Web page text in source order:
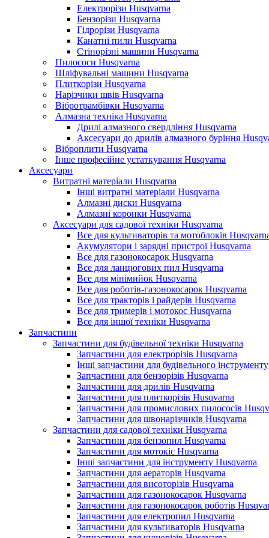
Електрорізи Husqvarna
Бензорізи Husqvarna
Гідрорізи Husqvarna
Канатні пили Husqvarna
Стінорізні машини Husqvarna
Пилососи Husqvarna
Шліфувальні машини Husqvarna
Плиткорізи Husqvarna
Нарізчики швів Husqvarna
Вібротрамбівки Husqvarna
Алмазна техніка Husqvarna
Дрилі алмазного свердління Husqvarna
Аксесуари до дрилів алмазного буріння
Віброплити Husqvarna
Інше професійне устаткування Husqvarna
Аксесуари
Витратні матеріали Husqvarna
Інші витратні матеріали Husqvarna
Алмазні диски Husqvarna
Алмазні коронки Husqvarna
Аксесуари для садової техніки Husqvarna
Все для культиваторів та мотоблоків
Акумулятори і зарядні пристрої Husqvarna
Все для газонокосарок Husqvarna
Все для ланцюгових пил Husqvarna
Все для мінімийок Husqvarna
Все для роботів-газонокосарок Husqvarna
Все для тракторів і райдерів Husqvarna
Все для тримерів і мотокос Husqvarna
Все для іншої техніки Husqvarna
Запчастини
Запчастини для будівельної техніки Husqvarna
Запчастини для електрорізів Husqvarna
Інші запчастини для будівельного
Запчастини для бензорізів Husqvarna
Запчастини для дрилів Husqvarna
Запчастини для плиткорізів Husqvarna
Запчастини для промислових пилососів
Запчастини для швонарізчиків Husqvarna
Запчастини для садової техніки Husqvarna
Запчастини для бензопил Husqvarna
Запчастини для мотокіс Husqvarna
Інші запчастини для інструменту Husqvarna
Запчастини для аераторів Husqvarna
Запчастини для висоторізів Husqvarna
Запчастини для газонокосарок Husqvarna
Запчастини для газонокосарок роботів
Запчастини для електропил Husqvarna
Запчастини для культиваторів Husqvarna